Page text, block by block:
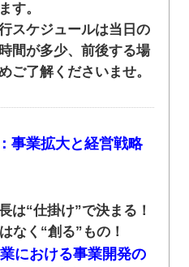
す。
スケジュールは当日の
間が多少、前後する場
ご了解くださいませ。
事業拡大と経営戦略
は“仕掛け”で決まる！
なく“創る”もの！
における事業開発の